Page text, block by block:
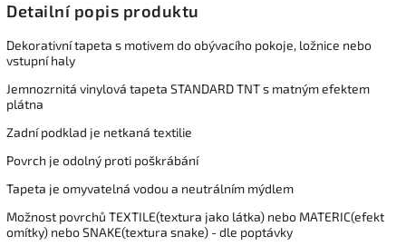
Detailní popis produktu
Dekorativní tapeta s motivem do obývacího pokoje, ložnice nebo
vstupní haly
Jemnozrnitá vinylová tapeta STANDARD TNT s matným efektem
plátna
Zadní podklad je netkaná textilie
Povrch je odolný proti poškrábání
Tapeta je omyvatelná vodou a neutrálním mýdlem
Možnost povrchů TEXTILE(textura jako látka) nebo MATERIC(efekt
omítky) nebo SNAKE(textura snake) - dle poptávky